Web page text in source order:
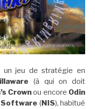
un jeu de stratégie en
(à qui on doit
Crownou encore Odin
Software (NIS), habitué